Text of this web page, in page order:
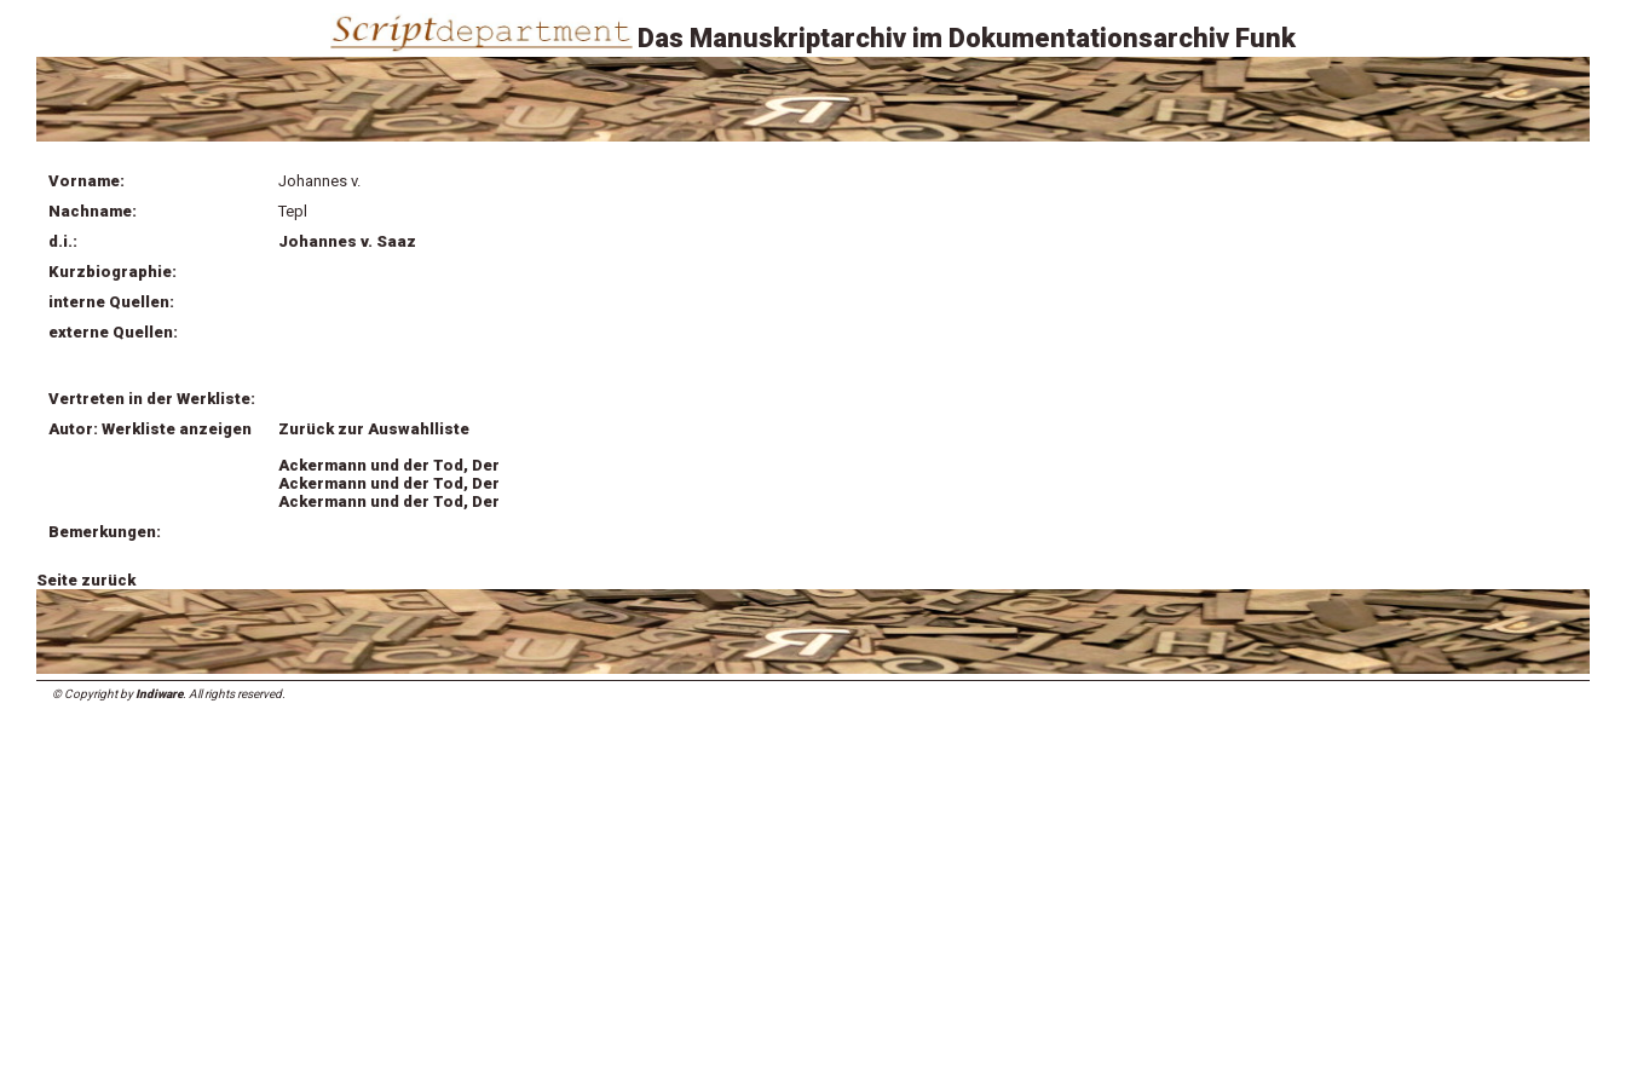
Das Manuskriptarchiv im Dokumentationsarchiv Funk
Vorname:
Johannes v.
Nachname:
Tepl
d.i.:
Johannes v. Saaz
Kurzbiographie:
interne Quellen:
externe Quellen:
Vertreten in der Werkliste:
Autor: Werkliste anzeigen
Zurück zur Auswahlliste
Ackermann und der Tod, Der
Ackermann und der Tod, Der
Ackermann und der Tod, Der
Bemerkungen:
Seite zurück
© Copyright byIndiware. All rights reserved.